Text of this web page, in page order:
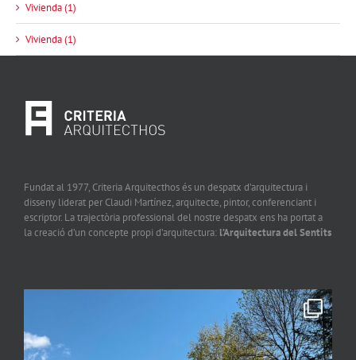
Vivienda (1)
Vivienda (1)
Fundat al 1977, Criteria Arquitecthos és un despatx d’arquitectura i
disseny liderat per Claudi Martínez, arquitecte, pintor, conferenciant i
escriptor. La trajectòria professional del nostre despatx ens ha portat a
la creació d’un concepte propi d’arquitectura: l’Arquitectura del Sentits